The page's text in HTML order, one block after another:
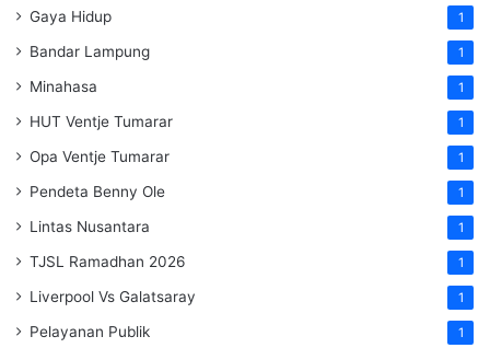
Gaya Hidup 1
Bandar Lampung 1
Minahasa 1
HUT Ventje Tumarar 1
Opa Ventje Tumarar 1
Pendeta Benny Ole 1
Lintas Nusantara 1
TJSL Ramadhan 2026 1
Liverpool Vs Galatsaray 1
Pelayanan Publik 1